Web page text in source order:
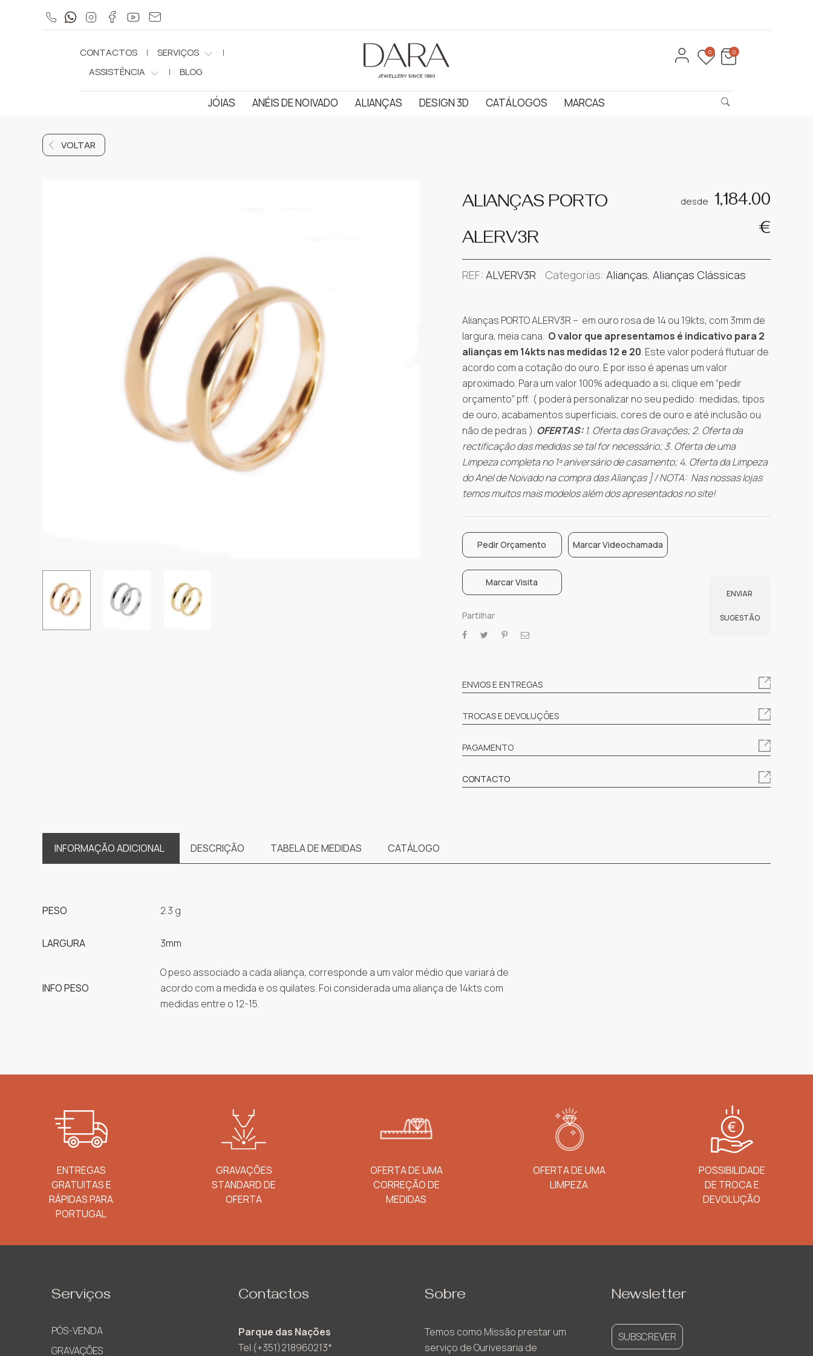
CONTACTOS
SERVIÇOS
ASSISTÊNCIA
BLOG
0
0
JÓIAS ANÉIS DE NOIVADO ALIANÇAS DESIGN 3D CATÁLOGOS MARCAS
VOLTAR
navigation
LISBOA
–
ALV3B
PORTO
ALERV3B
ALIANÇAS PORTO
ALERV3R
desde 1,184.00
€
REF: ALVERV3R Categorias: Alianças, Alianças Clássicas
Alianças PORTO ALERV3R – em ouro rosa de 14 ou 19kts, com 3mm de
largura, meia cana. O valor que apresentamos é indicativo para 2
alianças em 14kts nas medidas 12 e 20. Este valor poderá flutuar de
acordo com a cotação do ouro. E por isso é apenas um valor
aproximado. Para um valor 100% adequado a si, clique em “pedir
orçamento” pff. ( poderá personalizar no seu pedido: medidas, tipos
de ouro, acabamentos superficiais, cores de ouro e até inclusão ou
não de pedras ). OFERTAS:1. Oferta das Gravações; 2. Oferta da
rectificação das medidas se tal for necessário; 3. Oferta de uma
Limpeza completa no 1º aniversário de casamento; 4. Oferta da Limpeza
do Anel de Noivado na compra das Alianças ] / NOTA: Nas nossas lojas
temos muitos mais modelos além dos apresentados no site!
Pedir Orçamento Marcar Videochamada
Marcar Visita
ENVIAR
SUGESTÃO
Partilhar
SHARE
ENVIOS E ENTREGAS
TROCAS E DEVOLUÇÕES
PAGAMENTO
CONTACTO
INFORMAÇÃO ADICIONAL DESCRIÇÃO TABELA DE MEDIDAS CATÁLOGO
PESO 2.3 g
LARGURA 3mm
INFO PESO
O peso associado a cada aliança, corresponde a um valor médio que variará de
acordo com a medida e os quilates. Foi considerada uma aliança de 14kts com
medidas entre o 12-15.
ENTREGAS
GRATUITAS E
RÁPIDAS PARA
PORTUGAL
GRAVAÇÕES
STANDARD DE
OFERTA
OFERTA DE UMA
CORREÇÃO DE
MEDIDAS
OFERTA DE UMA
LIMPEZA
POSSIBILIDADE
DE TROCA E
DEVOLUÇÃO
Serviços
PÓS-VENDA
GRAVAÇÕES
Contactos
Parque das Nações
Tel.(+351)218960213*
Sobre
Temos como Missão prestar um
serviço de Ourivesaria de
Newsletter
SUBSCREVER